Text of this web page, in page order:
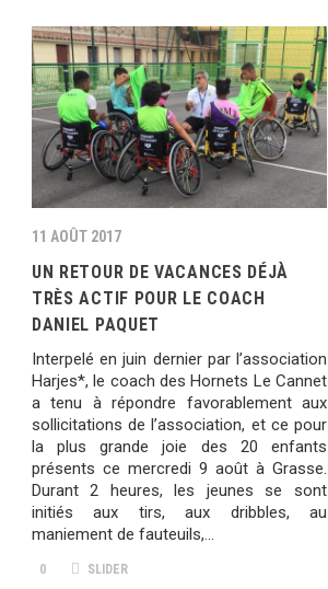
11 AOÛT 2017
UN RETOUR DE VACANCES DÉJÀ
TRÈS ACTIF POUR LE COACH
DANIEL PAQUET
Interpelé en juin dernier par l’association
Harjes*, le coach des Hornets Le Cannet
a tenu à répondre favorablement aux
sollicitations de l’association, et ce pour
la plus grande joie des 20 enfants
présents ce mercredi 9 août à Grasse.
Durant 2 heures, les jeunes se sont
initiés aux tirs, aux dribbles, au
maniement de fauteuils,…
0 SLIDER